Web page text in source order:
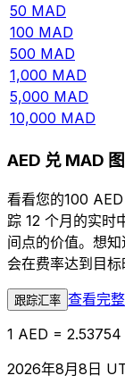
50 MAD
100 MAD
500 MAD
1,000 MAD
5,000 MAD
10,000 MAD
AED 兑 MAD
看看您的100
踪 12 个月的实时
间点的价值。想
会在费率达到目标
跟踪汇率 查看完
1 AED =
2026年8月8日